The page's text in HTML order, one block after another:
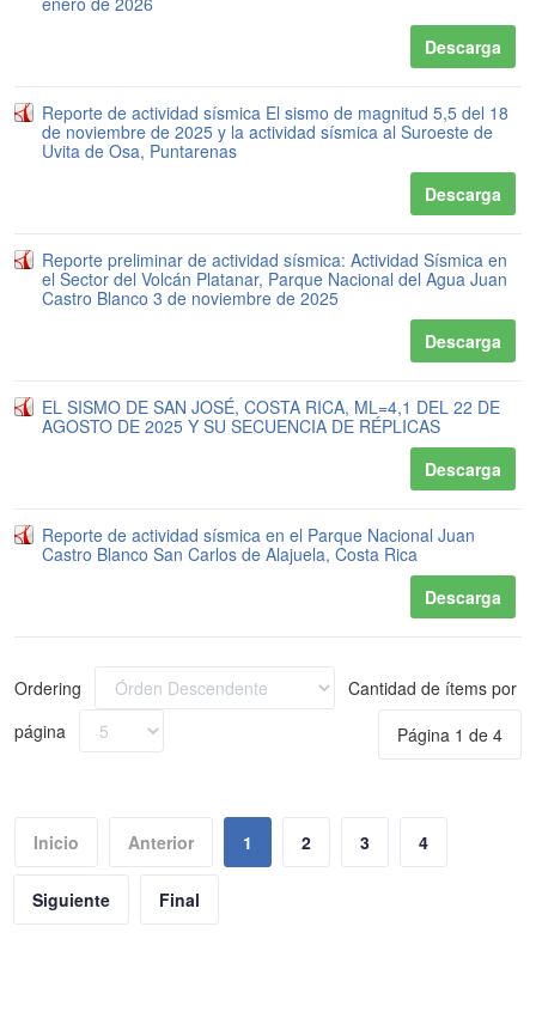
Descarga
Reporte de actividad sísmica El sismo de magnitud 5,5 del 18
de noviembre de 2025 y la actividad sísmica al Suroeste de
Uvita de Osa, Puntarenas
Descarga
Reporte preliminar de actividad sísmica: Actividad Sísmica en
el Sector del Volcán Platanar, Parque Nacional del Agua Juan
Castro Blanco 3 de noviembre de 2025
Descarga
EL SISMO DE SAN JOSÉ, COSTA RICA, ML=4,1 DEL 22 DE
AGOSTO DE 2025 Y SU SECUENCIA DE RÉPLICAS
Descarga
Reporte de actividad sísmica en el Parque Nacional Juan
Castro Blanco San Carlos de Alajuela, Costa Rica
Descarga
Ordering
Cantidad de ítems por
página
Página 1 de 4
Inicio Anterior 1 2 3 4
Siguiente Final